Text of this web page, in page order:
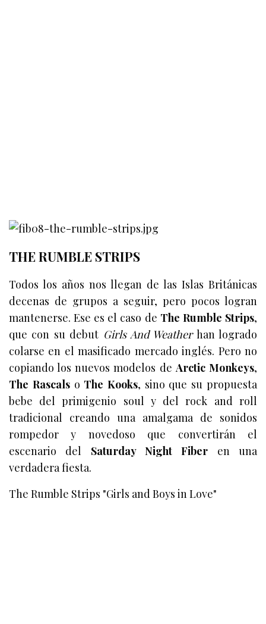
THE RUMBLE STRIPS
Todos los años nos llegan de las Islas Británicas
decenas de grupos a seguir, pero pocos logran
mantenerse. Ese es el caso de The Rumble Strips,
que con su debut Girls And Weatherhan logrado
colarse en el masificado mercado inglés. Pero no
copiando los nuevos modelos deArctic Monkeys,
The Rascals o The Kooks, sino que su propuesta
bebe del primigenio soul y del rock and roll
tradicional creando una amalgama de sonidos
rompedor y novedoso que convertirán el
escenario del Saturday Night Fiber en una
verdadera fiesta.
The Rumble Strips "Girls and Boys in Love"